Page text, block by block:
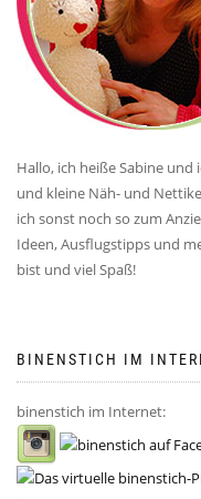
Hallo, ich heiße Sabine
und kleine Näh- und
ich sonst noch so zum
Ideen, Ausflugstipps und
bist und viel Spaß!
BINENSTICH IM
binenstich im Internet: